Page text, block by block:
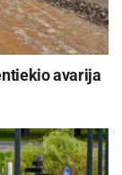
avarija